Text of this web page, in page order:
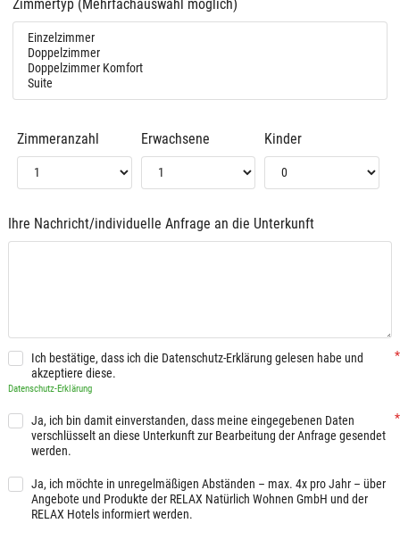
Zimmertyp (Mehrfachauswahl möglich)
Zimmeranzahl Erwachsene Kinder
Ihre Nachricht/individuelle Anfrage an die Unterkunft
Ich bestätige, dass ich die Datenschutz-Erklärung gelesen habe und
akzeptiere diese.
Datenschutz-Erklärung
Ja, ich bin damit einverstanden, dass meine eingegebenen Daten
verschlüsselt an diese Unterkunft zur Bearbeitung der Anfrage gesendet
werden.
Ja, ich möchte in unregelmäßigen Abständen – max. 4x pro Jahr – über
Angebote und Produkte der RELAX Natürlich Wohnen GmbH und der
RELAX Hotels informiert werden.